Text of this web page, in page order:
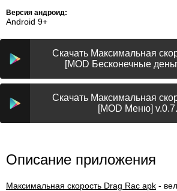
Версия андроид:
Android 9+
Скачать Максимальная
[MOD Бесконечные
Скачать Максимальная
[MOD Меню]
Описание приложения
Максимальная скорость Drag Rac apk -